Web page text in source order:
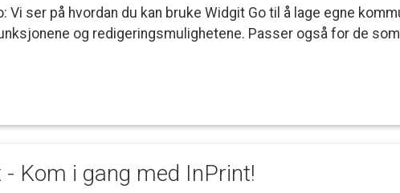
Vi ser på hvordan du kan bruke Widgit Go til å lage egne
og redigeringsmulighetene. Passer også for de som
- Kom i gang med InPrint!